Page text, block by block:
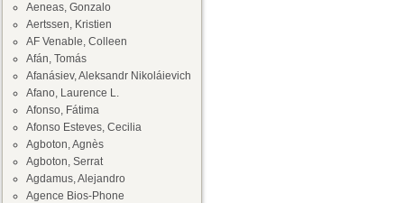
Aeneas, Gonzalo
Aertssen, Kristien
AF Venable, Colleen
Afán, Tomás
Afanásiev, Aleksandr Nikoláievich
Afano, Laurence L.
Afonso, Fátima
Afonso Esteves, Cecilia
Agboton, Agnès
Agboton, Serrat
Agdamus, Alejandro
Agence Bios-Phone